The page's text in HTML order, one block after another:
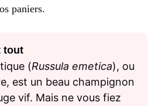
paniers.
tout
(Russula emetica), ou
est un beau champignon
vif. Mais ne vous fiez